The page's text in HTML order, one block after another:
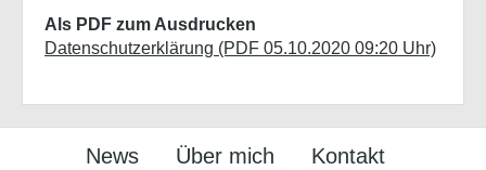
Als PDF zum Ausdrucken
Datenschutzerklärung (PDF 05.10.2020 09:20 Uhr)
News Über mich
Kontakt